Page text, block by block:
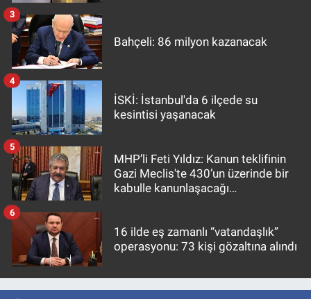
Bahçeli: 86 milyon kazanacak
3
İSKİ: İstanbul'da 6 ilçede su
kesintisi yaşanacak
4
MHP’li Feti Yıldız: Kanun teklifinin
Gazi Meclis'te 430’un üzerinde bir
kabulle kanunlaşacağı
5
16 ilde eş zamanlı “vatandaşlık”
operasyonu: 73 kişi gözaltına alındı
6